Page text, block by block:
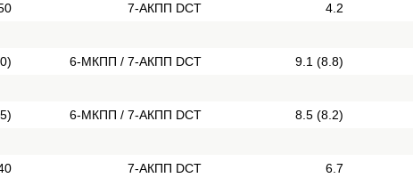
7-АКПП DCT 4.2
6-МКПП / 7-АКПП DCT 9.1 (8.8)
6-МКПП / 7-АКПП DCT 8.5 (8.2)
7-АКПП DCT 6.7